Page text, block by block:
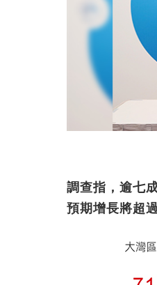
調查指，逾七
預期增長將超